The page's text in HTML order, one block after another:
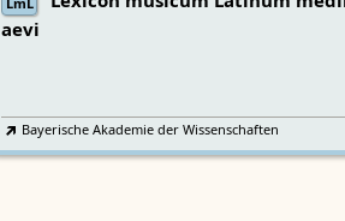
aevi
Bayerische Akademie der Wissenschaften